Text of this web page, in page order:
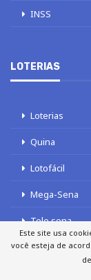
INSS
LOTERIAS
Loterias
Quina
Lotofácil
Mega-Sena
Tele sena
Este site usa
você esteja de